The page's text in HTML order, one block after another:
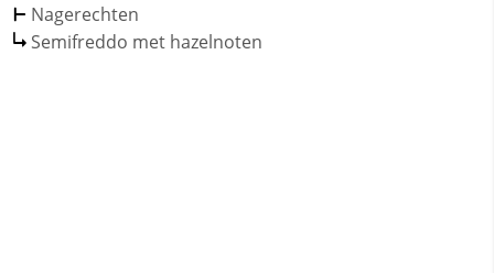
Nagerechten
Semifreddo met hazelnoten